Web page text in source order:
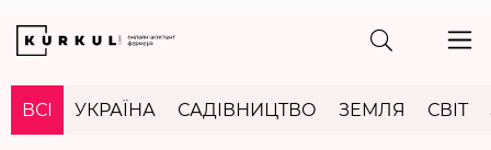
ВСІ УКРАЇНА САДІВНИЦТВО ЗЕМЛЯ СВІТ